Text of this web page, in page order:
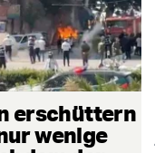
erschüttern
wenige